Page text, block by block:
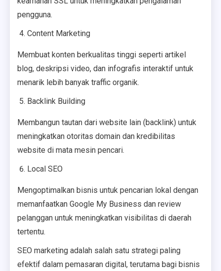
pengguna.
Content Marketing
Membuat konten berkualitas tinggi seperti artikel
blog, deskripsi video, dan infografis interaktif untuk
menarik lebih banyak traffic organik.
Backlink Building
Membangun tautan dari website lain (backlink) untuk
meningkatkan otoritas domain dan kredibilitas
website di mata mesin pencari.
Local SEO
Mengoptimalkan bisnis untuk pencarian lokal dengan
memanfaatkan Google My Business dan review
pelanggan untuk meningkatkan visibilitas di daerah
tertentu.
SEO marketing adalah salah satu strategi paling
efektif dalam pemasaran digital, terutama bagi bisnis